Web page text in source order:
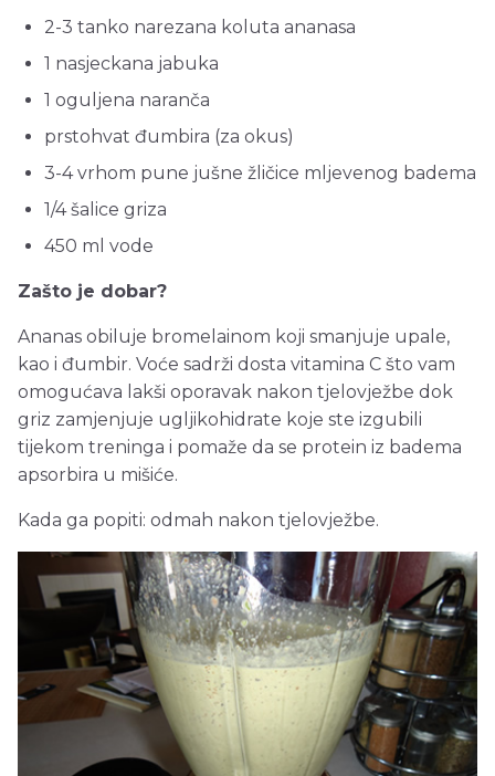
2-3 tanko narezana koluta ananasa
1 nasjeckana jabuka
1 oguljena naranča
prstohvat đumbira (za okus)
3-4 vrhom pune jušne žličice mljevenog badema
1/4 šalice griza
450 ml vode
Zašto je dobar?
Ananas obiluje bromelainom koji smanjuje upale,
kao i đumbir. Voće sadrži dosta vitamina C što vam
omogućava lakši oporavak nakon tjelovježbe dok
griz zamjenjuje ugljikohidrate koje ste izgubili
tijekom treninga i pomaže da se protein iz badema
apsorbira u mišiće.
Kada ga popiti: odmah nakon tjelovježbe.